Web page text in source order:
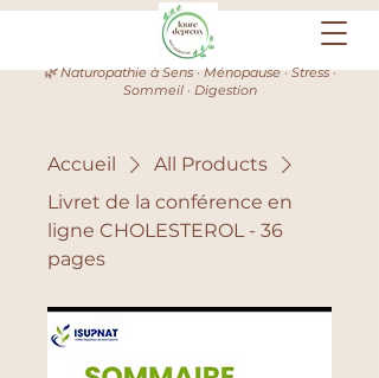
🌿 Naturopathie à Sens · Ménopause · Stress ·
Sommeil · Digestion
Accueil
All Products
Livret de la conférence en
ligne CHOLESTEROL - 36
pages